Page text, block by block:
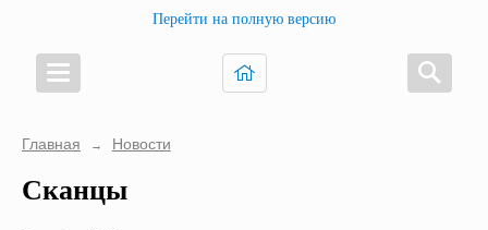
Перейти на полную версию
Главная → Новости
Сканцы